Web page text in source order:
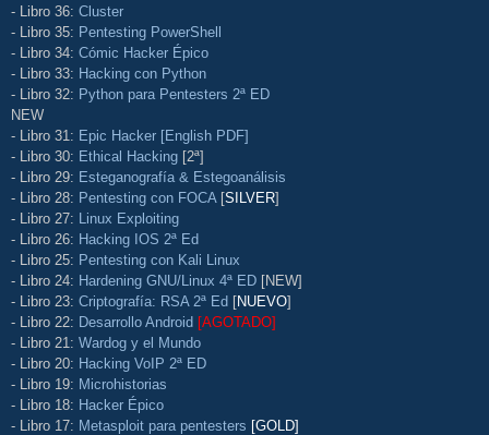
- Libro 36: Cluster
- Libro 35: Pentesting PowerShell
- Libro 34: Cómic Hacker Épico
- Libro 33: Hacking con Python
- Libro 32: Python para Pentesters 2ª ED
NEW
- Libro 31: Epic Hacker [English PDF]
- Libro 30: Ethical Hacking [2ª]
- Libro 29: Esteganografía & Estegoanálisis
- Libro 28: Pentesting con FOCA [SILVER]
- Libro 27: Linux Exploiting
- Libro 26: Hacking IOS 2ª Ed
- Libro 25: Pentesting con Kali Linux
- Libro 24: Hardening GNU/Linux 4ª ED [NEW]
- Libro 23: Criptografía: RSA 2ª Ed [NUEVO]
- Libro 22: Desarrollo Android [AGOTADO]
- Libro 21: Wardog y el Mundo
- Libro 20: Hacking VoIP 2ª ED
- Libro 19: Microhistorias
- Libro 18: Hacker Épico
- Libro 17: Metasploit para pentesters [GOLD]